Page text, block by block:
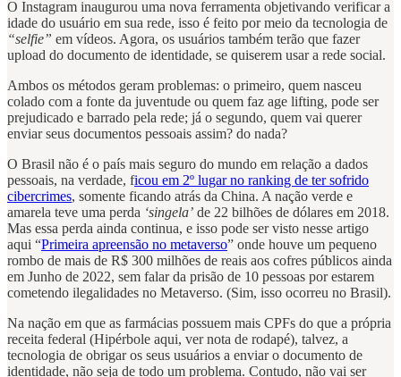
O Instagram inaugurou uma nova ferramenta objetivando verificar a
idade do usuário em sua rede, isso é feito por meio da tecnologia de
“selfie” em vídeos. Agora, os usuários também terão que fazer
upload do documento de identidade, se quiserem usar a rede social.
Ambos os métodos geram problemas: o primeiro, quem nasceu
colado com a fonte da juventude ou quem faz age lifting, pode ser
prejudicado e barrado pela rede; já o segundo, quem vai querer
enviar seus documentos pessoais assim? do nada?
O Brasil não é o país mais seguro do mundo em relação a dados
pessoais, na verdade, ficou em 2º lugar no ranking de ter sofrido
cibercrimes, somente ficando atrás da China. A nação verde e
amarela teve uma perda ‘singela’ de 22 bilhões de dólares em 2018.
Mas essa perda ainda continua, e isso pode ser visto nesse artigo
aqui “Primeira apreensão no metaverso” onde houve um pequeno
rombo de mais de R$ 300 milhões de reais aos cofres públicos ainda
em Junho de 2022, sem falar da prisão de 10 pessoas por estarem
cometendo ilegalidades no Metaverso. (Sim, isso ocorreu no Brasil).
Na nação em que as farmácias possuem mais CPFs do que a própria
receita federal (Hipérbole aqui, ver nota de rodapé), talvez, a
tecnologia de obrigar os seus usuários a enviar o documento de
identidade, não seja de todo um problema. Contudo, não vai ser